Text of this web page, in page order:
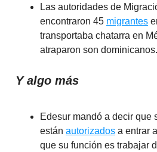
Las autoridades de
encontraron 45 migrantes
transportaba chatarra en
atraparon son dominicanos.
Y algo más
Edesur mandó a decir que
están autorizados a entrar
que su función es trabajar